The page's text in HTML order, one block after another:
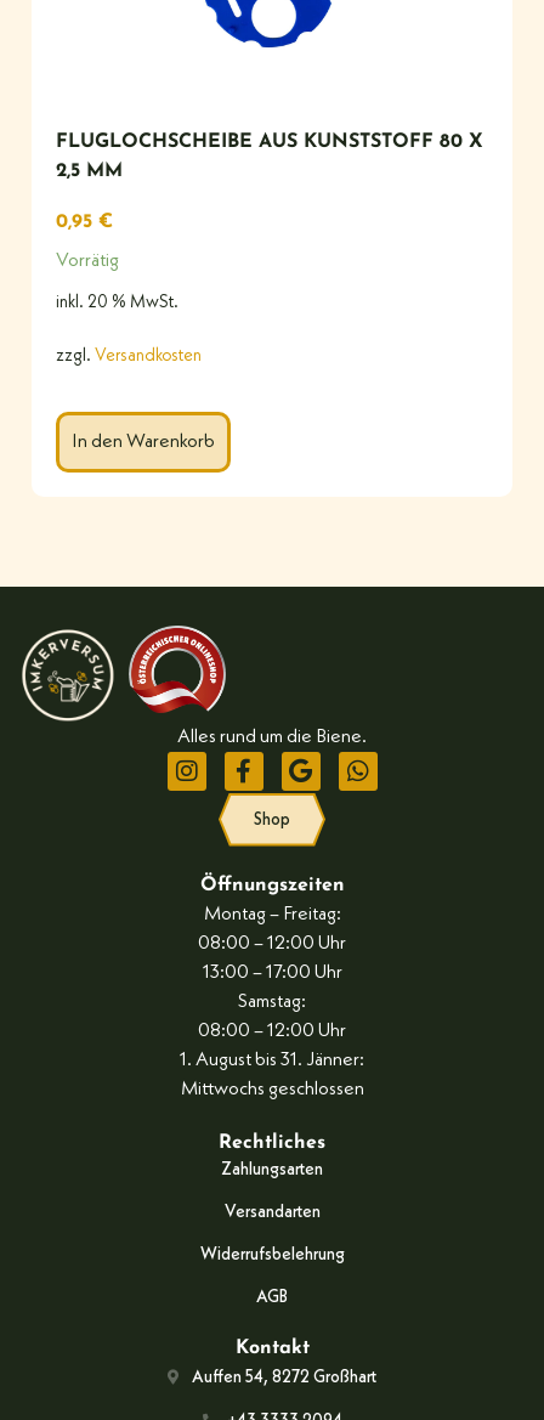
FLUGLOCHSCHEIBE AUS KUNSTSTOFF 80 X
2,5 MM
0,95 €
Vorrätig
inkl. 20 % MwSt.
zzgl. Versandkosten
In den Warenkorb
Alles rund um die Biene.
Shop
Öffnungszeiten
Montag – Freitag:
08:00 – 12:00 Uhr
13:00 – 17:00 Uhr
Samstag:
08:00 – 12:00 Uhr
1. August bis 31. Jänner:
Mittwochs geschlossen
Rechtliches
Zahlungsarten
Versandarten
Widerrufsbelehrung
AGB
Kontakt
Auffen 54, 8272 Großhart